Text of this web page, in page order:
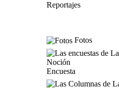
Reportajes
Fotos
Encuesta